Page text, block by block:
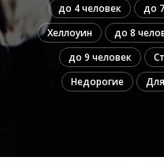
до 4 человек
до
Хеллоуин
до 8
до 9 человек
Недорогие